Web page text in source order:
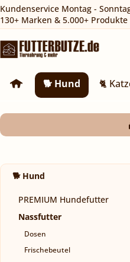
Kundenservice Montag -
130+ Marken & 5.000+
🐕 Hund 🐈
🐕 Hund
PREMIUM Hundefutter
Nassfutter
Dosen
Frischebeutel